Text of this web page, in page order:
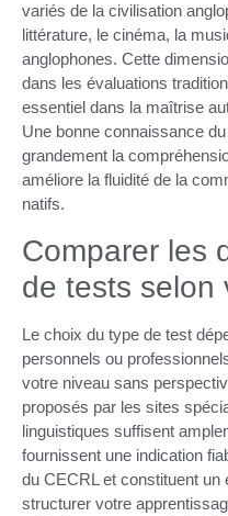
variés de la civilisation
littérature, le cinéma, la
anglophones. Cette
dans les évaluations
essentiel dans la maîtrise
Une bonne connaissance
grandement la
améliore la fluidité de la
natifs.
Comparer les
de tests selon
Le choix du type de test
personnels ou
votre niveau sans
proposés par les sites
linguistiques suffisent
fournissent une indication
du CECRL et constituent un
structurer votre